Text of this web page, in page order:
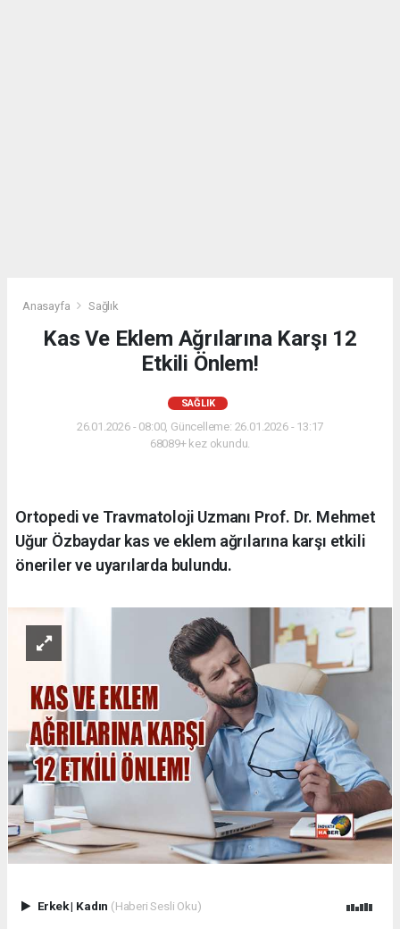
Anasayfa Sağlık
Kas Ve Eklem Ağrılarına Karşı 12
Etkili Önlem!
SAĞLIK
26.01.2026 - 08:00, Güncelleme: 26.01.2026 - 13:17
68089+ kez okundu.
Ortopedi ve Travmatoloji Uzmanı Prof. Dr. Mehmet
Uğur Özbaydar kas ve eklem ağrılarına karşı etkili
öneriler ve uyarılarda bulundu.
Erkek| Kadın (Haberi Sesli Oku)